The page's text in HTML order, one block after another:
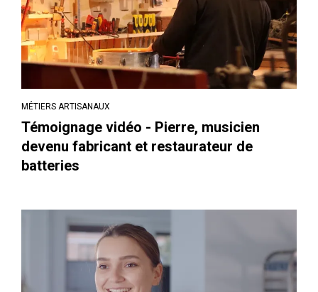
MÉTIERS ARTISANAUX
Témoignage vidéo - Pierre, musicien
devenu fabricant et restaurateur de
batteries